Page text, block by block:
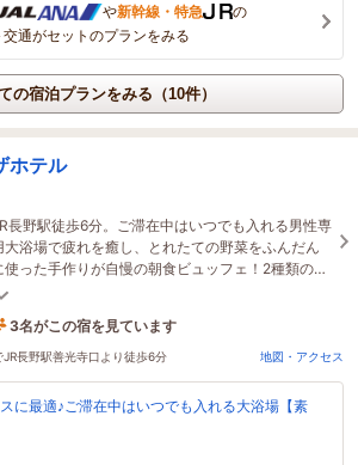
や新幹線・特急
の
通がセットのプランをみる
の宿泊プランをみる（10件）
ホテル
長野駅徒歩6分。ご滞在中はいつでも入れる男性専
大浴場で疲れを癒し、とれたての野菜をふんだん
使った手作りが自慢の朝食ビュッフェ！2種類の枕
快眠をサポート。効率的で快適な出張を実現しま
3名がこの宿を見ています
1時間前に予約されました
長野駅善光寺口より徒歩6分 地図・アクセス
に最適♪ご滞在中はいつでも入れる大浴場【素